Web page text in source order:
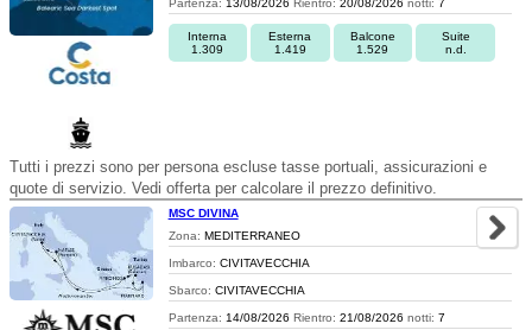
Interna
1.309
Esterna
1.419
Balcone
1.529
Suite
n.d.
Tutti i prezzi sono per persona escluse tasse portuali, assicurazioni e
quote di servizio. Vedi offerta per calcolare il prezzo definitivo.
MSC DIVINA
Zona: MEDITERRANEO
Imbarco: CIVITAVECCHIA
Sbarco: CIVITAVECCHIA
Partenza: 14/08/2026 Rientro: 21/08/2026 notti: 7